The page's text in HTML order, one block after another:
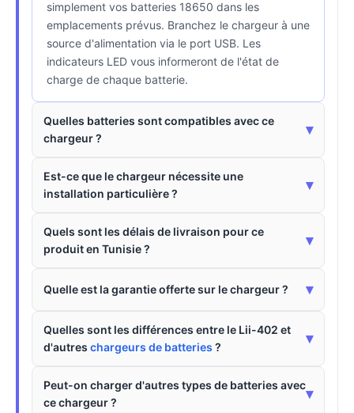
simplement vos batteries 18650 dans les
emplacements prévus. Branchez le chargeur à une
source d'alimentation via le port USB. Les
indicateurs LED vous informeront de l'état de
charge de chaque batterie.
Quelles batteries sont compatibles avec ce
chargeur ?
▾
Est-ce que le chargeur nécessite une
installation particulière ?
▾
Quels sont les délais de livraison pour ce
produit en Tunisie ?
▾
Quelle est la garantie offerte sur le chargeur ? ▾
Quelles sont les différences entre le Lii-402 et
d'autres chargeurs de batteries ?
▾
Peut-on charger d'autres types de batteries avec
ce chargeur ?
▾